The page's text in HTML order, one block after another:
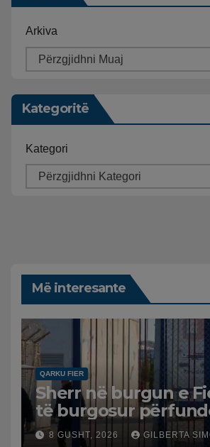
Arkiva
Kategoritë
Kategori
Më interesante
QARKU FIER
Sherr në burgun e
të burgosur
spital
8 GUSHT, 2026 GILBERTA